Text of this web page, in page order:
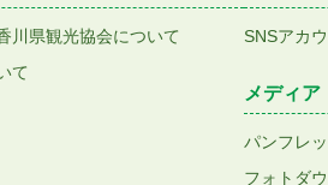
川県観光協会について
て
SNSアカ
メディア
パンフレ
フォトダ